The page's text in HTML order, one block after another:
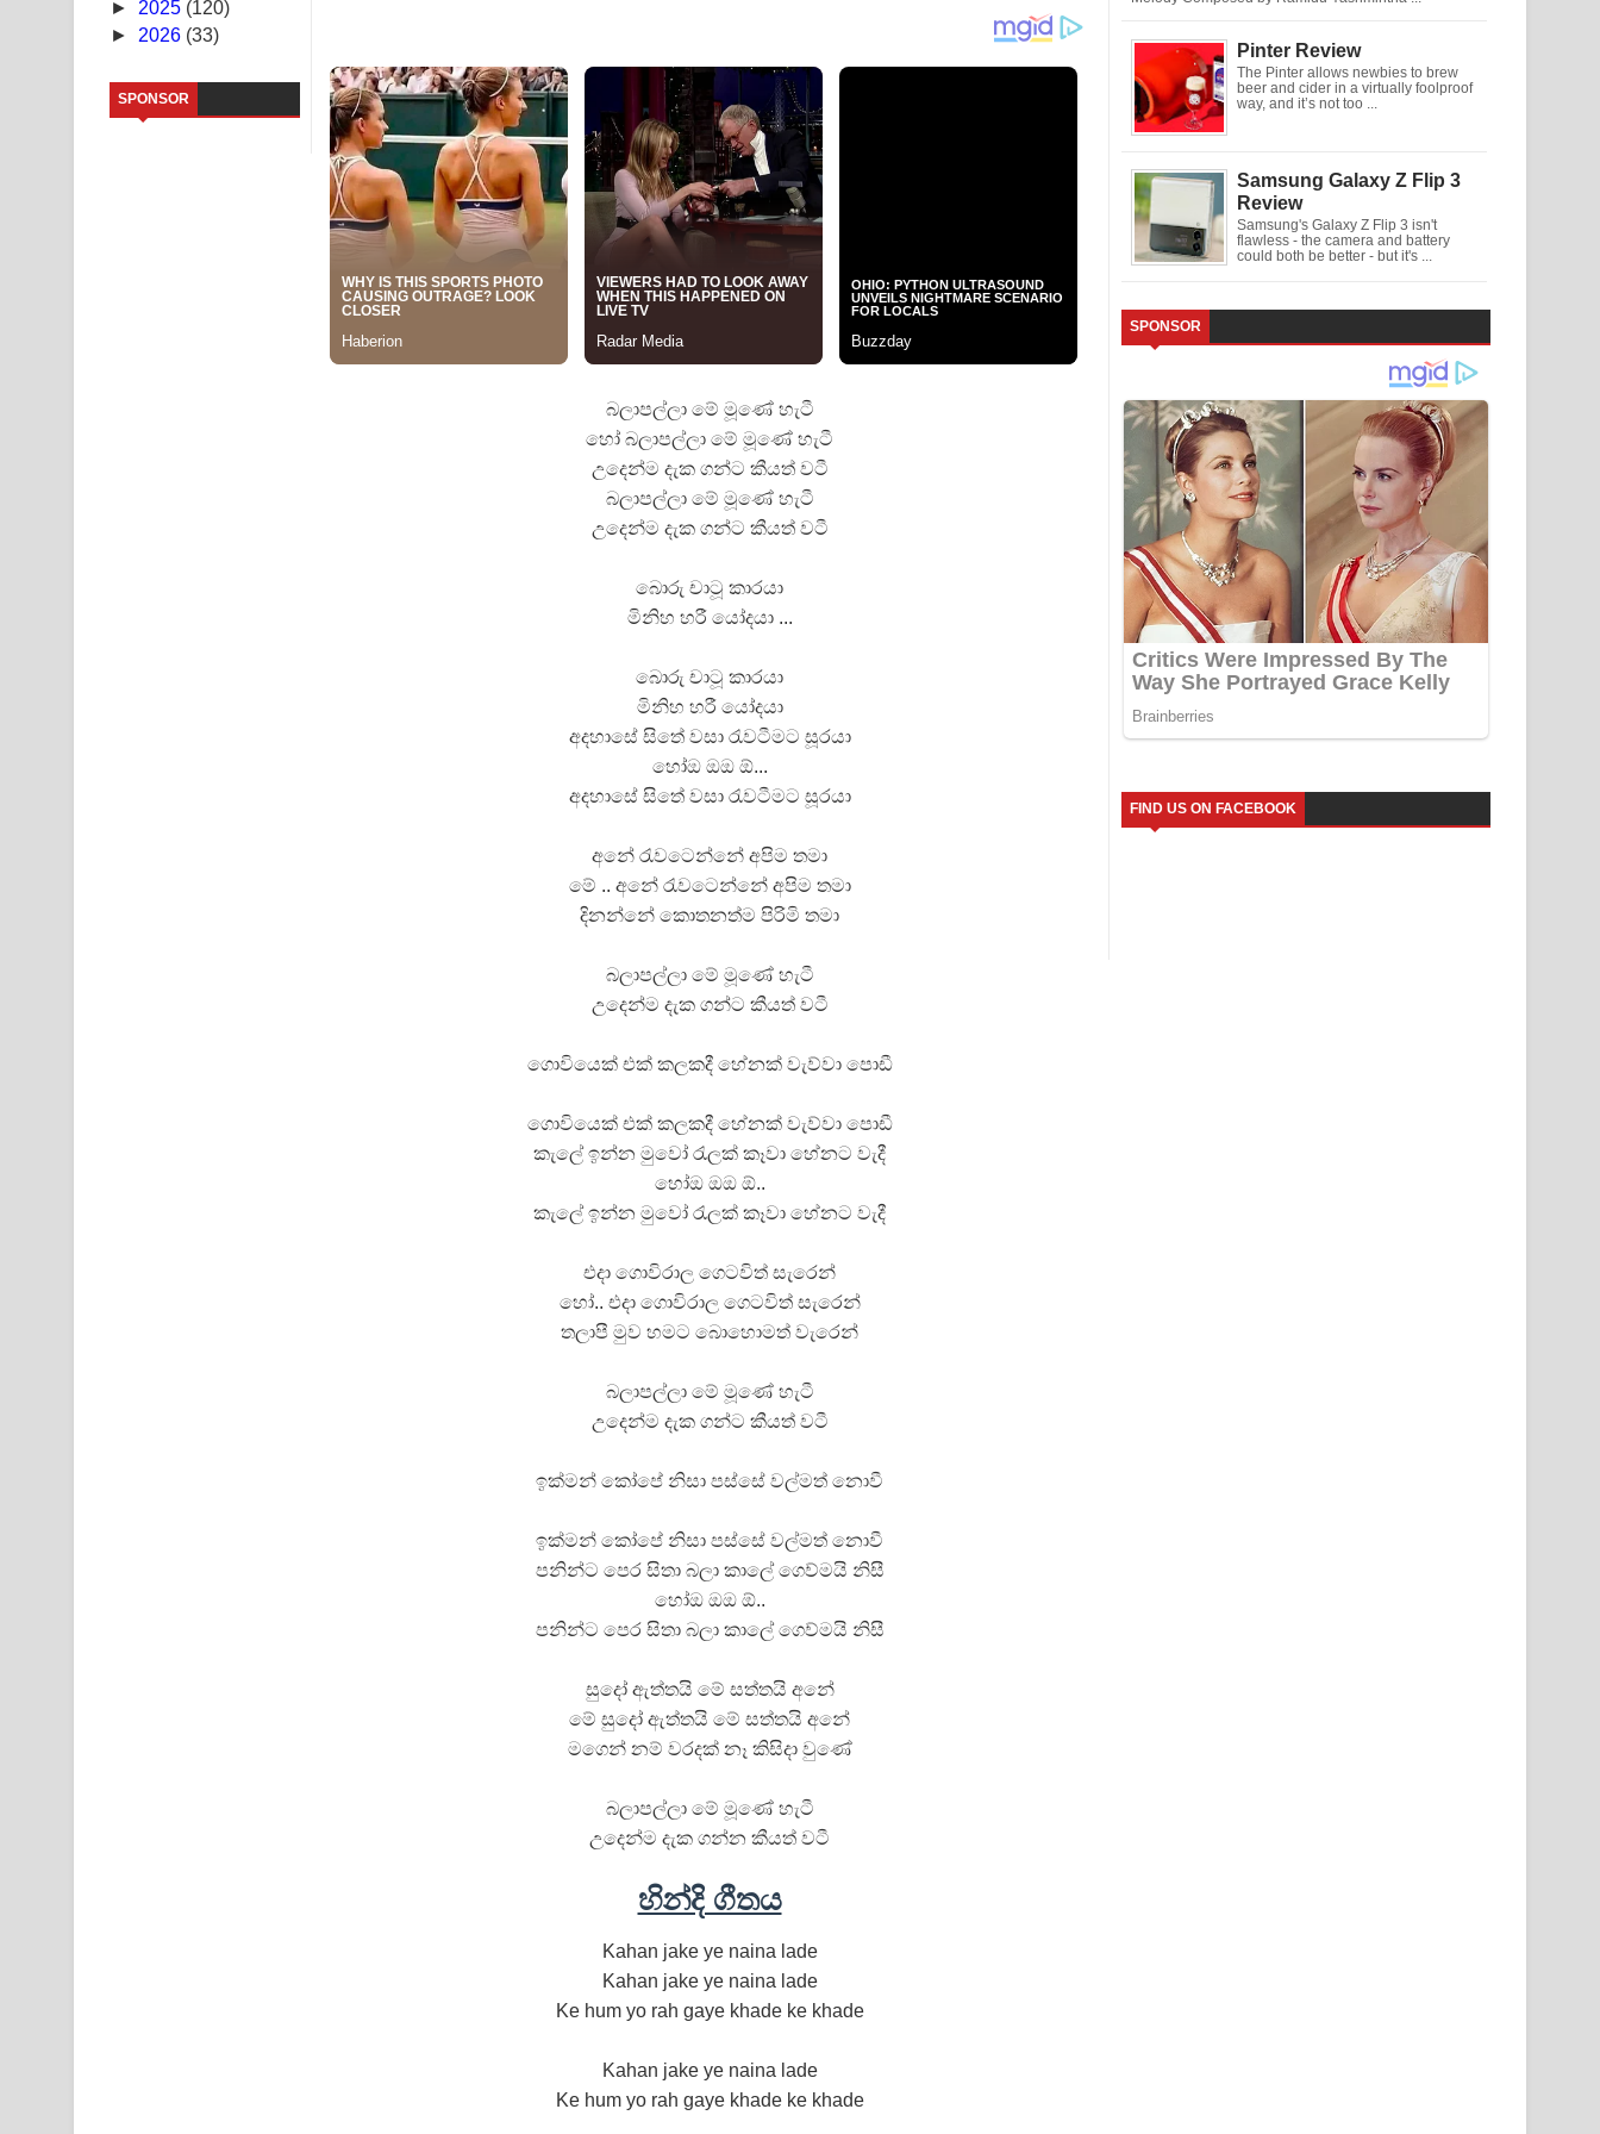
Kaalaya Song Lyrics - කාලය ගීතයේ පද පෙළ
Aramuna Song Lyrics - අරමුණ ගීතයේ පද පෙළ
Sandata Duka Hithila Song Lyrics - සඳට දුක හිතිලා ගීතයේ පද පෙළ
Sihina Song Lyrics - සිහින ගීතයේ පද පෙළ
Father Song Lyrics - ෆාදර් ගීතයේ පද පෙළ
Dannawada Mawa Song Lyrics - දන්නවාද මාව ගීතයේ පද පෙළ
► 2025 (120)
► 2026 (33)
SPONSOR
බලාපල්ලා මේ මූණේ හැටී
හෝ බලාපල්ලා මේ මූණේ හැටී
උදෙන්ම දැක ගන්ට කීයත් වටී
බලාපල්ලා මේ මූණේ හැටී
උදෙන්ම දැක ගන්ට කීයත් වටී
බොරු චාටූ කාරයා
මිනිහ හරී යෝදයා ...
බොරු චාටූ කාරයා
මිනිහ හරී යෝදයා
අදහාසේ සිතේ වසා රැවටීමට සූරයා
හෝඔ ඔඔ ඕ...
අදහාසේ සිතේ වසා රැවටීමට සූරයා
අනේ රැවටෙන්නේ අපිම තමා
මේ .. අනේ රැවටෙන්නේ අපිම තමා
දිනන්නේ කොතනත්ම පිරිමි තමා
බලාපල්ලා මේ මූණේ හැටී
උදෙන්ම දැක ගන්ට කීයත් වටී
ගොවියෙක් එක් කලකදී හේනක් වැව්වා පොඩී
ගොවියෙක් එක් කලකදී හේනක් වැව්වා පොඩී
කැලේ ඉන්න මුවෝ රැලක් කෑවා හේනට වැදී
හෝඔ ඔඔ ඕ..
කැලේ ඉන්න මුවෝ රැලක් කෑවා හේනට වැදී
එදා ගොවිරාල ගෙටවිත් සැරෙන්
හෝ.. එදා ගොවිරාල ගෙටවිත් සැරෙන්
තලාපී මුව හමට බොහොමත් වැරෙන්
බලාපල්ලා මේ මූණේ හැටී
උදෙන්ම දැක ගන්ට කීයත් වටී
ඉක්මන් කෝපේ නිසා පස්සේ වල්මත් නොවී
ඉක්මන් කෝපේ නිසා පස්සේ වල්මත් නොවී
පනින්ට පෙර සිතා බලා කාලේ ගෙව්මයි නිසී
හෝඔ ඔඔ ඕ..
පනින්ට පෙර සිතා බලා කාලේ ගෙව්මයි නිසී
සුදෝ ඇත්තයි මේ සත්තයි අනේ
මේ සුදෝ ඇත්තයි මේ සත්තයි අනේ
මගෙන් නම් වරදක් නෑ කිසිදා වුණේ
බලාපල්ලා මේ මූණේ හැටී
උදෙන්ම දැක ගන්න කීයත් වටී
හින්දි ගීතය
Kahan jake ye naina lade
Kahan jake ye naina lade
Ke hum yo rah gaye khade ke khade
Kahan jake ye naina lade
Ke hum yo rah gaye khade ke khade
Pinter Review
The Pinter allows newbies to brew
beer and cider in a virtually foolproof
way, and it’s not too ...
Samsung Galaxy Z Flip 3
Review
Samsung's Galaxy Z Flip 3 isn't
flawless - the camera and battery
could both be better - but it's ...
SPONSOR
FIND US ON FACEBOOK